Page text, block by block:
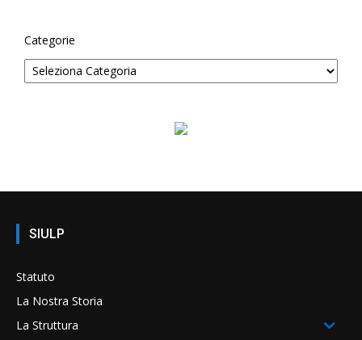
Categorie
SIULP
Statuto
La Nostra Storia
La Struttura